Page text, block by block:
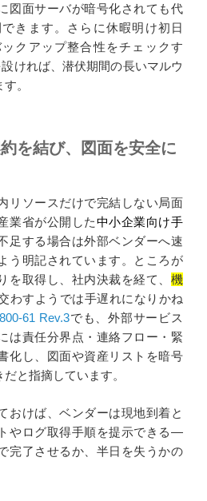
図面サーバが暗号化されても代
きます。さらに休暇明け初日
クアップ整合性をチェックす
ければ、潜伏期間の長いマルウ
。
を結び、図面を安全に
リソースだけで完結しない局面
業省が公開した中小企業向け手
足する場合は外部ベンダーへ速
う明記されています。ところが
を取得し、社内決裁を経て、 機
わすようでは手遅れになりかね
61 Rev.3でも、外部サービス
は責任分界点・連絡フロー・緊
化し、図面や資産リストを暗号
と指摘しています。
おけば、ベンダーは現地到着と
やログ取得手順を提示できる―
完了させるか、半日を失うかの